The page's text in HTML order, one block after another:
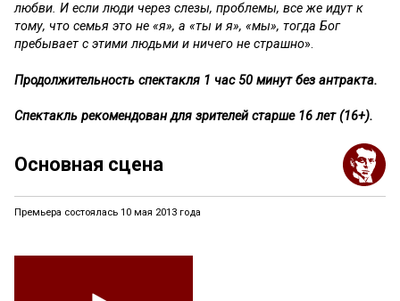
любви. И если люди через слезы, проблемы, все же идут к
тому, что семья это не «я», а «ты и я», «мы», тогда Бог
пребывает с этими людьми и ничего не страшно».
Продолжительность спектакля 1 час 50 минут без антракта.
Спектакль рекомендован для зрителей старше 16 лет (16+).
Основная сцена
Премьера состоялась 10 мая 2013 года